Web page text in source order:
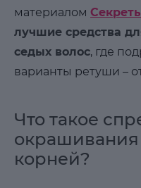
материалом
лучшие средства
седых волос, где
варианты ретуши –
Что такое
корней?